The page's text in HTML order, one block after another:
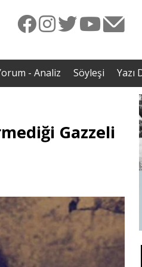
serbest bırakılması için çağrı
- Analiz Söyleşi Yazı
Gazzeli